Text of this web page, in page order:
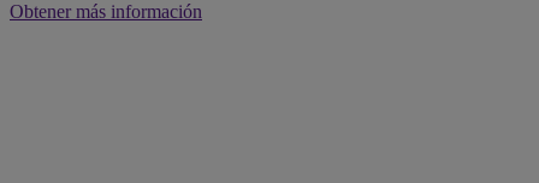
Obtener más información